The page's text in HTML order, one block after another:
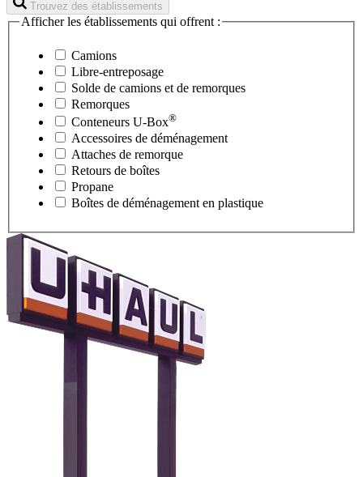
Trouvez des établissements
Afficher les établissements qui offrent :
Camions
Libre-entreposage
Solde de camions et de remorques
Remorques
Conteneurs U-Box®
Accessoires de déménagement
Attaches de remorque
Retours de boîtes
Propane
Boîtes de déménagement en plastique